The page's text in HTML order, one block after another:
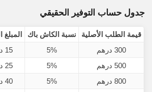
جدول حساب التوفير الحقيقي
قيمة الطلب الأصلية نسبة الكاش باك
300 درهم
5% 15 درهم
500 درهم
5% 25 درهم
800 درهم
5% 40 درهم